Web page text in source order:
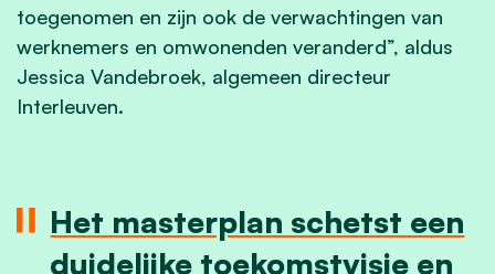
toegenomen en zijn ook de verwachtingen van
werknemers en omwonenden veranderd”, aldus
Jessica Vandebroek, algemeen directeur
Interleuven.
Het masterplan schetst een
duidelijke toekomstvisie en